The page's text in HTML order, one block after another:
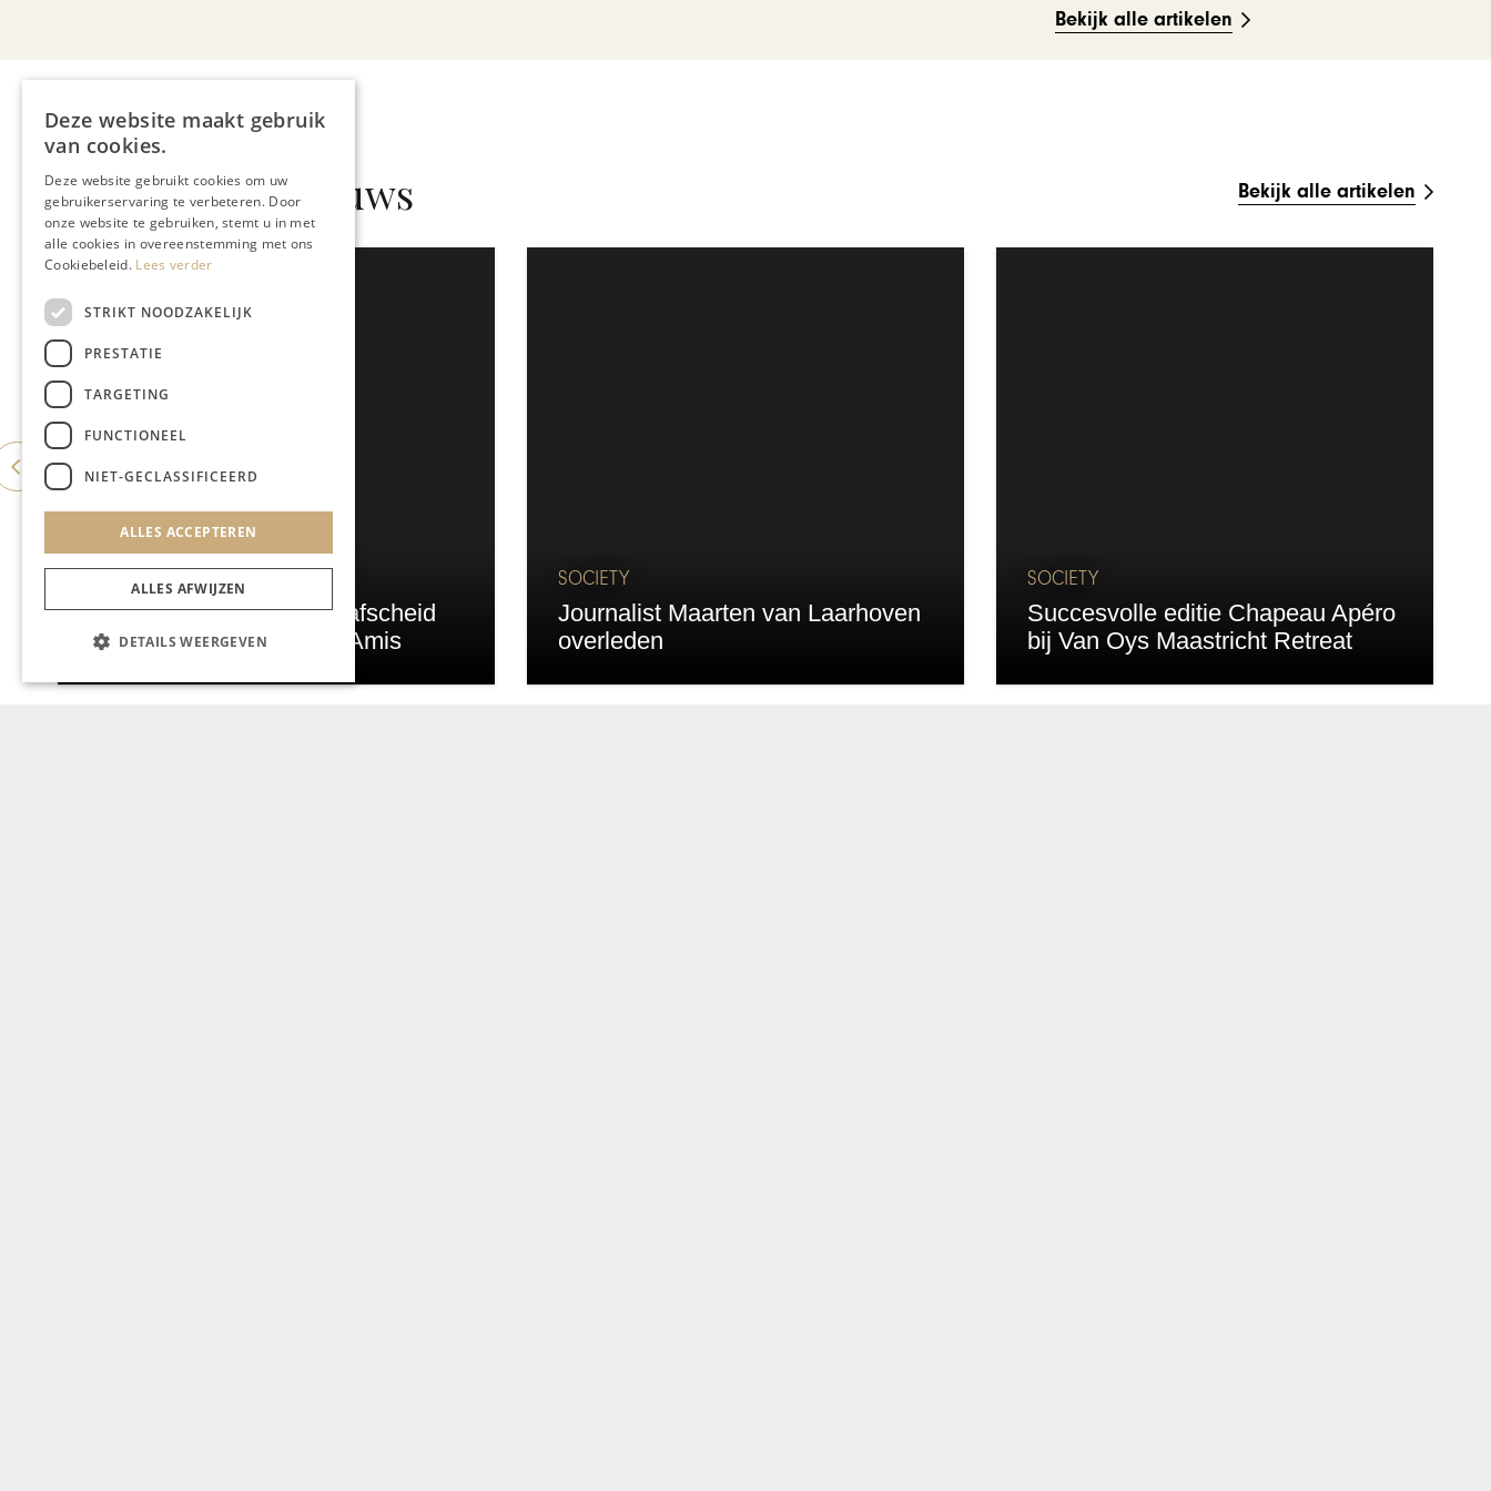
Bekijk alle artikelen
Gerelateerd nieuws Bekijk alle artikelen
LIMBOURGEOIS
Annaline Doelen neemt afscheid
van Wijnrestaurant Mes Amis
SOCIETY
Journalist Maarten van Laarhoven
overleden
SOCIETY
Succesvolle editie Chapeau Apéro
bij Van Oys Maastricht Retreat
Deze website maakt gebruik
van cookies.
Deze website gebruikt cookies om uw
gebruikerservaring te verbeteren. Door
onze website te gebruiken, stemt u in met
alle cookies in overeenstemming met ons
Cookiebeleid. Lees verder
STRIKT NOODZAKELIJK
PRESTATIE
TARGETING
FUNCTIONEEL
NIET-GECLASSIFICEERD
ALLES ACCEPTEREN
ALLES AFWIJZEN
DETAILS WEERGEVEN